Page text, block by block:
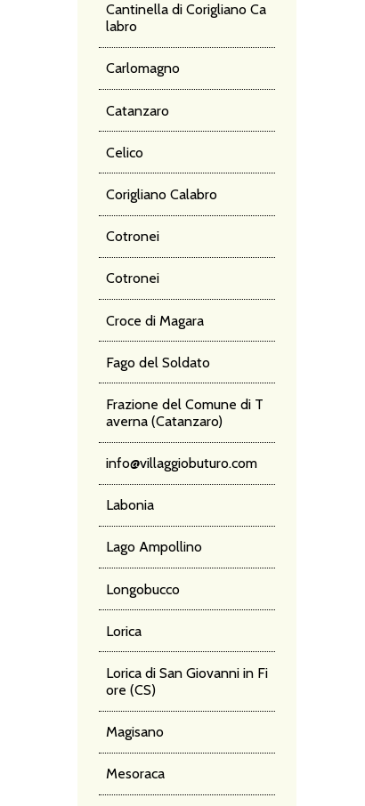
Cantinella di Corigliano Ca
labro
Carlomagno
Catanzaro
Celico
Corigliano Calabro
Cotronei
Cotronei
Croce di Magara
Fago del Soldato
Frazione del Comune di T
averna (Catanzaro)
info@villaggiobuturo.com
Labonia
Lago Ampollino
Longobucco
Lorica
Lorica di San Giovanni in Fi
ore (CS)
Magisano
Mesoraca